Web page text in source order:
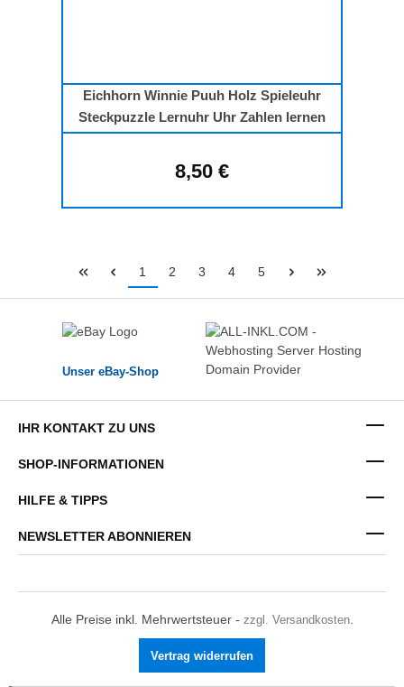
Eichhorn Winnie Puuh Holz Spieleuhr
Steckpuzzle Lernuhr Uhr Zahlen lernen
Regulärer Preis:
8,50 €
Seite
1 Seite
2 Seite
3 Seite
4 Seite
5
Unser eBay-Shop
IHR KONTAKT ZU UNS
SHOP-INFORMATIONEN
HILFE & TIPPS
NEWSLETTER ABONNIEREN
Alle Preise inkl. Mehrwertsteuer - zzgl. Versandkosten.
Vertrag widerrufen